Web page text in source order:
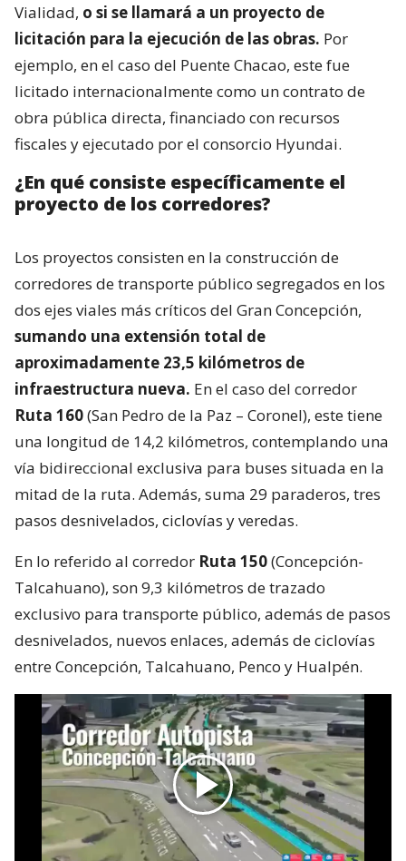
Vialidad, o si se llamará a un proyecto de
licitación para la ejecución de las obras. Por
ejemplo, en el caso del Puente Chacao, este fue
licitado internacionalmente como un contrato de
obra pública directa, financiado con recursos
fiscales y ejecutado por el consorcio Hyundai.
¿En qué consiste específicamente el
proyecto de los corredores?
Los proyectos consisten en la construcción de
corredores de transporte público segregados en los
dos ejes viales más críticos del Gran Concepción,
sumando una extensión total de
aproximadamente 23,5 kilómetros de
infraestructura nueva. En el caso del corredor
Ruta 160(San Pedro de la Paz – Coronel), este tiene
una longitud de 14,2 kilómetros, contemplando una
vía bidireccional exclusiva para buses situada en la
mitad de la ruta. Además, suma 29 paraderos, tres
pasos desnivelados, ciclovías y veredas.
En lo referido al corredor Ruta 150(Concepción-
Talcahuano), son 9,3 kilómetros de trazado
exclusivo para transporte público, además de pasos
desnivelados, nuevos enlaces, además de ciclovías
entre Concepción, Talcahuano, Penco y Hualpén.